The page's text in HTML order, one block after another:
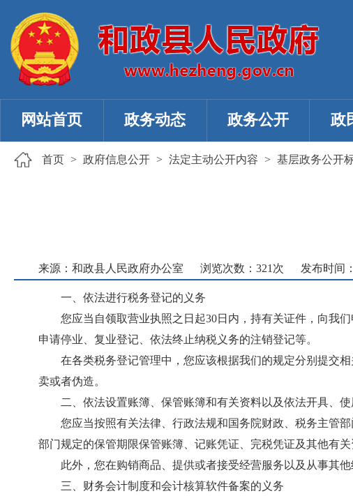
网站首页 政务动态 政务公开 政
首页 > 政府信息公开 > 法定主动公开内容 > 基层政务公开
来源：和政县人民政府办公室 浏览次数： 321 次 发布时间
一、依法进行税务登记的义务
您应当自领取营业执照之日起30日内，持有关证件，向我
申请停业、复业登记、依法终止纳税义务的注销登记等。
在各类税务登记管理中，您应该根据我们的规定分别提交
卖或者伪造。
二、依法设置账簿、保管账簿和有关资料以及依法开具、
您应当按照有关法律、行政法规和国务院财政、税务主管
部门规定的保管期限保管账簿、记账凭证、完税凭证及其他有
此外，您在购销商品、提供或者接受经营服务以及从事其
三、财务会计制度和会计核算软件备案的义务